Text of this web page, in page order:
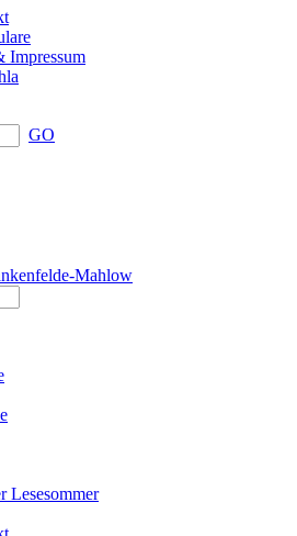
Impressum
GO
Lesesommer